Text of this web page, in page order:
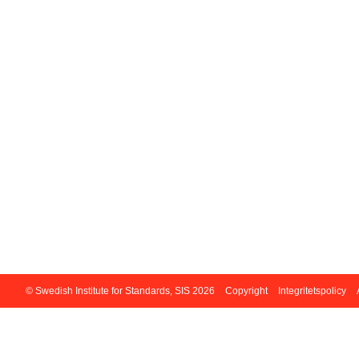
© Swedish Institute for Standards, SIS 2026 Copyright Integritetspolicy